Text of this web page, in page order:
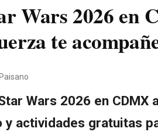
Wars 2026 en
te
Wars 2026 en
y actividades gratuitas